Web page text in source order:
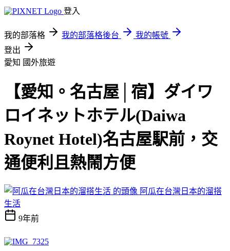
登入
我的部落格 我的部落格後台
我的帳號
登出
愛知 國外旅遊
【愛知。名古屋│宿】ダイワ
ロイネットホテル(Daiwa
Roynet Hotel)名古屋駅前，交
通便利且熱鬧方便
阿瓜在台灣日本的溜搭
生活
9年前